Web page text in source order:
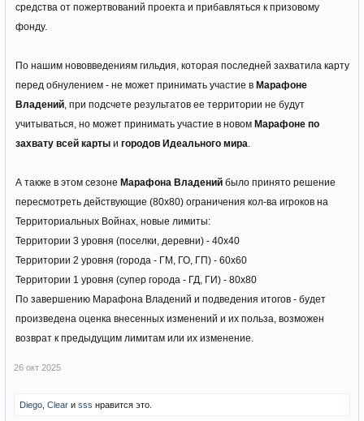
средства от пожертвований проекта и прибавляться к призовому
фонду.
По нашим нововведениям гильдия, которая последней захватила карту
перед обнулением - не может принимать участие в Марафоне
Владений , при подсчете результатов ее территории не будут
учитываться, но может принимать участие в новом Марафоне по
захвату всей карты и городов Идеального мира
А также в этом сезоне Марафона Владений было принято решение
пересмотреть действующие (80x80) ограничения кол-ва игроков на
Территориальных Войнах, новые лимиты:
Территории 3 уровня (поселки, деревни) - 40x40
Территории 2 уровня (города - ГМ, ГО, ГП) - 60x60
Территории 1 уровня (супер города - ГД, ГИ) - 80x80
По завершению Марафона Владений и подведения итогов - будет
произведена оценка внесенных изменений и их польза, возможен
возврат к предыдущим лимитам или их изменение.
26 окт 2025
Diego Clear и sss нравится это.